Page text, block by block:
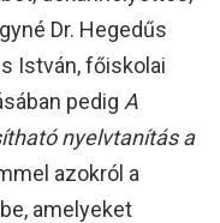
Dr. Hegedűs
István, főiskolai
pedig A
nyelvtanítás a
azokról a
amelyeket